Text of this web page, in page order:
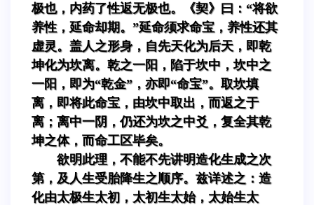
极也，内药了性返无极也。《契》曰：“将欲
养性，延命却期。”延命须求命宝，养性还其
虚灵。盖人之形身，自先天化为后天，即乾
坤化为坎离。乾之一阳，陷于坎中，坎中之
一阳，即为“乾金”，亦即“命宝”。取坎填
离，即将此命宝，由坎中取出，而返之于
离；离中一阴，仍还为坎之中爻，复全其乾
坤之体，而命工区毕矣。
欲明此理，不能不先讲明造化生成之次
第，及人生受胎降生之顺序。兹详述之：造
化由太极生太初，太初生太始，太始生太